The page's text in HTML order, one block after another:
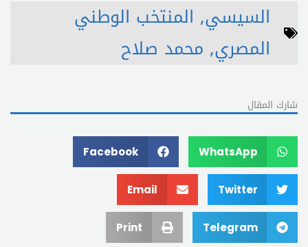
السيسي, المنتخب الوطني
المصري, محمد صلاح
شارك المقال
WhatsApp
Facebook
Twitter
Email
Telegram
Print